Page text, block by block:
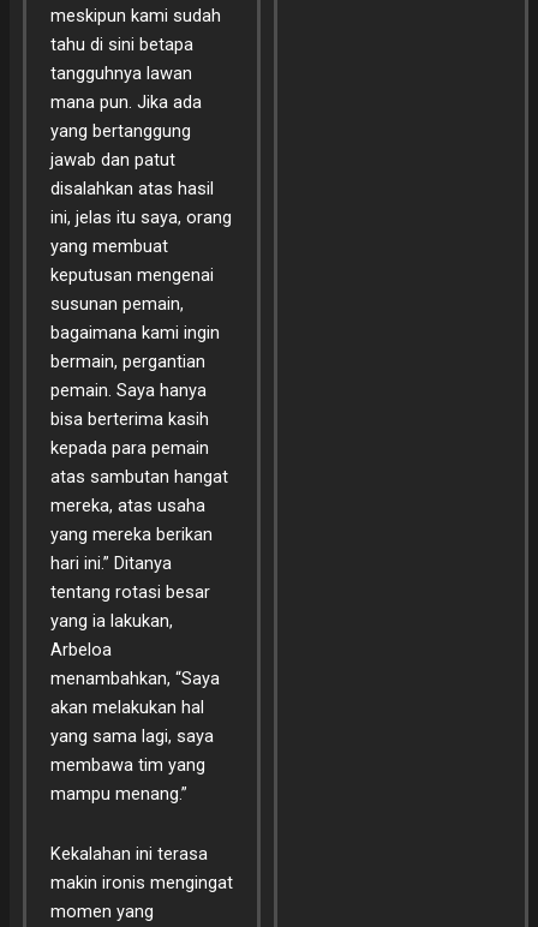
meskipun kami sudah
tahu di sini betapa
tangguhnya lawan
mana pun. Jika ada
yang bertanggung
jawab dan patut
disalahkan atas hasil
ini, jelas itu saya, orang
yang membuat
keputusan mengenai
susunan pemain,
bagaimana kami ingin
bermain, pergantian
pemain. Saya hanya
bisa berterima kasih
kepada para pemain
atas sambutan hangat
mereka, atas usaha
yang mereka berikan
hari ini.” Ditanya
tentang rotasi besar
yang ia lakukan,
Arbeloa
menambahkan, “Saya
akan melakukan hal
yang sama lagi, saya
membawa tim yang
mampu menang.”
Kekalahan ini terasa
makin ironis mengingat
momen yang